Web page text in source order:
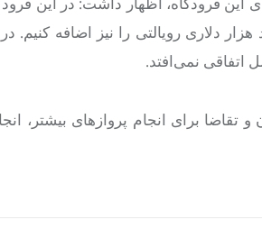
دلاری رویالتی را نیز اضافه کنیم.
نمی‌افتد.
برای انجام پروازهای بیشتر،